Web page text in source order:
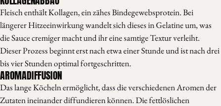
Fleisch enthält Kollagen, ein zähes Bindegewebsprotein. Bei
längerer Hitzeeinwirkung wandelt sich dieses in Gelatine um, was
die Sauce cremiger macht und ihr eine samtige Textur verleiht.
Dieser Prozess beginnt erst nach etwa einer Stunde und ist nach drei
bis vier Stunden optimal fortgeschritten.
AROMADIFFUSION
Das lange Köcheln ermöglicht, dass die verschiedenen Aromen der
Zutaten ineinander diffundieren können. Die fettlöslichen